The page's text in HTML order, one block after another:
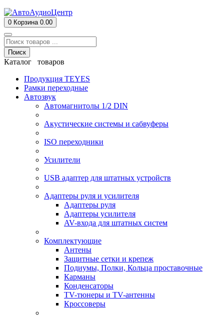
0 Корзина 0.00
Поиск
Каталог товаров
Продукция TEYES
Рамки переходные
Автозвук
Автомагнитолы 1/2 DIN
Акустические системы и сабвуферы
ISO переходники
Усилители
USB адаптер для штатных устройств
Адаптеры руля и усилителя
Адаптеры руля
Адаптеры усилителя
AV-входа для штатных систем
Комплектующие
Антены
Защитные сетки и крепеж
Подиумы, Полки, Кольца проставочные
Карманы
Конденсаторы
TV-тюнеры и TV-антенны
Кроссоверы